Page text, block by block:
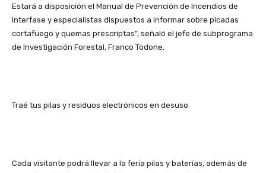
Estará a disposición el Manual de Prevención de Incendios de
Interfase y especialistas dispuestos a informar sobre picadas
cortafuego y quemas prescriptas”, señaló el jefe de subprograma
de Investigación Forestal, Franco Todone.
Traé tus pilas y residuos electrónicos en desuso
Cada visitante podrá llevar a la feria pilas y baterías, además de